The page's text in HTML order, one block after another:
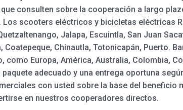
consulten sobre la cooperación a largo
scooters eléctricos y bicicletas eléctricas
Jalapa, Escuintla, San Juan
Coatepeque, Chinautla, Totonicapán, Puerto.
Europa, América, Australia, Colombia,
adecuado y una entrega oportuna
con usted sobre la base del beneficio
en nuestros cooperadores directos.